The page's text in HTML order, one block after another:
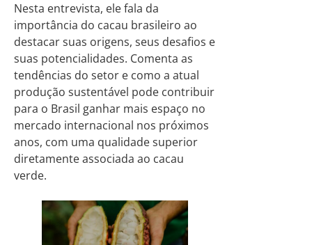
Nesta entrevista, ele fala da
importância do cacau brasileiro ao
destacar suas origens, seus desafios e
suas potencialidades. Comenta as
tendências do setor e como a atual
produção sustentável pode contribuir
para o Brasil ganhar mais espaço no
mercado internacional nos próximos
anos, com uma qualidade superior
diretamente associada ao cacau
verde.